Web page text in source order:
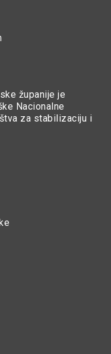
županije je
Nacionalne
za stabilizaciju i